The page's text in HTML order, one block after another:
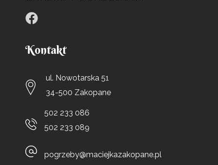
Kontakt
ul. Nowotarska 51
34-500 Zakopane
502 233 086
502 233 089
pogrzeby@maciejkazakopane.pl